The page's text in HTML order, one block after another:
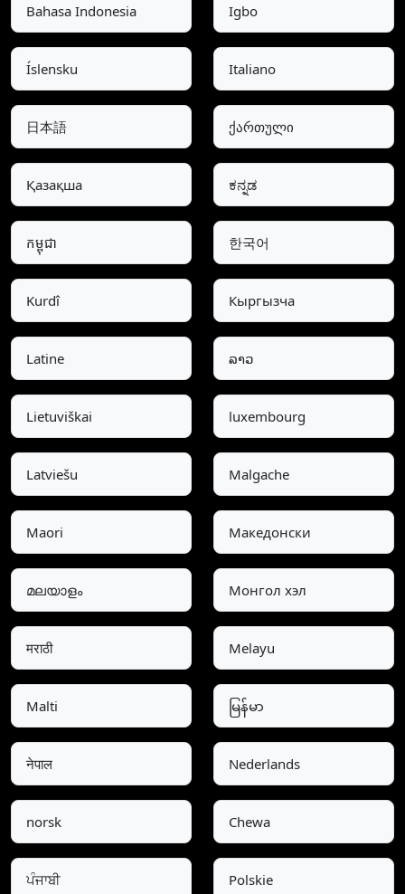
Bahasa Indonesia Igbo
Íslensku Italiano
日本語 ქართული
Қазақша ಕನ್ನಡ
កម្ពុជា 한국어
Kurdî Кыргызча
Latine ລາວ
Lietuviškai luxembourg
Latviešu Malgache
Maori Македонски
മലയാളം Монгол хэл
मराठी Melayu
Malti မြန်မာ
नेपाल Nederlands
norsk Chewa
ਪੰਜਾਬੀ Polskie